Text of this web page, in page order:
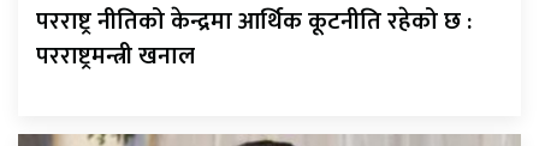
परराष्ट्र नीतिको केन्द्रमा आर्थिक कूटनीति रहेको छ :
परराष्ट्रमन्त्री खनाल